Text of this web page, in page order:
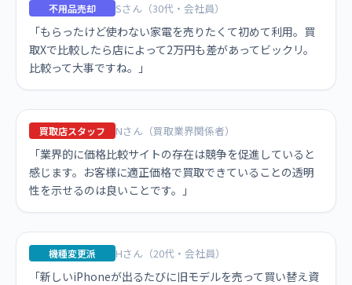
不用品売却 Sさん（30代・会社員）
「もらったけど使わない家電を売りたくて初めて利用。買
取Xで比較したら店によって2万円も差があってビックリ。
比較って大事ですね。」
買取店スタッフ Nさん（買取業界関係者）
「業界的に価格比較サイトの存在は競争を促進していると
感じます。お客様に適正価格で買取できていることの透明
性を示せるのは良いことです。」
機種変更派 Hさん（20代・会社員）
「新しいiPhoneが出るたびに旧モデルを売って買い替え資